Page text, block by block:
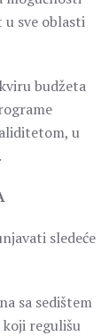
u sve oblasti
budžeta
u
sledeće
sa sedištem
koji regulišu